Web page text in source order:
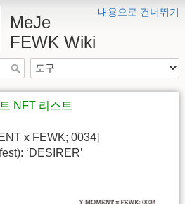
내용으로 건너뛰기
MeJe
FEWK Wiki
NFT 리스트
x FEWK; 0034]
‘DESIRER’